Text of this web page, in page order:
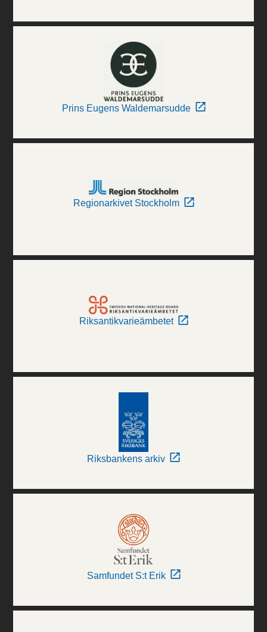
Prins Eugens Waldemarsudde
Regionarkivet Stockholm
Riksantikvarieämbetet
Riksbankens arkiv
Samfundet S:t Erik